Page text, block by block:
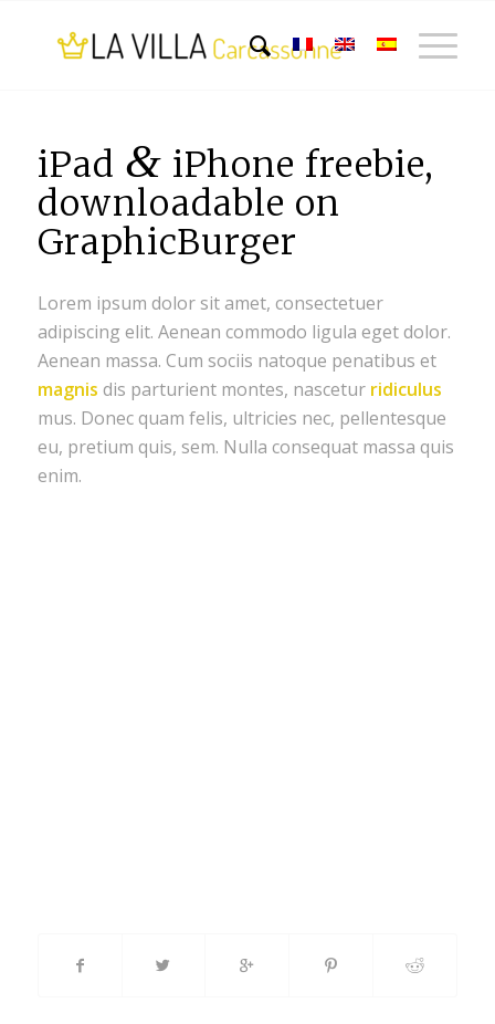
iPad & iPhone freebie,
downloadable on
GraphicBurger
Lorem ipsum dolor sit amet, consectetuer
adipiscing elit. Aenean commodo ligula eget dolor.
Aenean massa. Cum sociis natoque penatibus et
magnis dis parturient montes, nascetur ridiculus
mus. Donec quam felis, ultricies nec, pellentesque
eu, pretium quis, sem. Nulla consequat massa quis
enim.